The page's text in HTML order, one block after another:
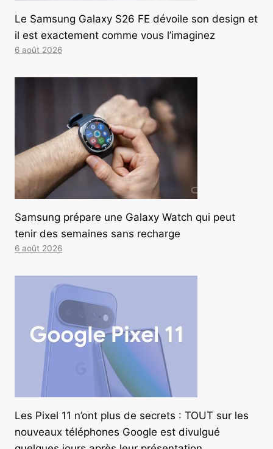
Le Samsung Galaxy S26 FE dévoile son design et
il est exactement comme vous l’imaginez
6 août 2026
Samsung prépare une Galaxy Watch qui peut
tenir des semaines sans recharge
6 août 2026
Les Pixel 11 n’ont plus de secrets : TOUT sur les
nouveaux téléphones Google est divulgué